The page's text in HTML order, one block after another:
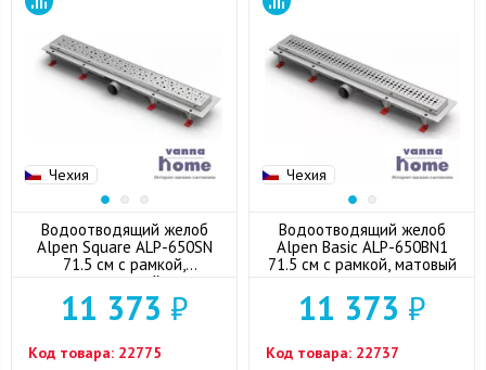
Чехия
Водоотводящий желоб
Alpen Square ALP-650SN
71.5 см с рамкой,
глянцевый
11 373 ₽
Код товара: 22775
Чехия
Водоотводящий желоб
Alpen Basic ALP-650BN1
71.5 см с рамкой, матовый
11 373 ₽
Код товара: 22737